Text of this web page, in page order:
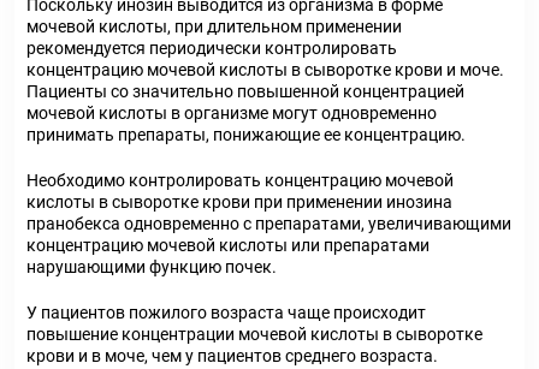
Поскольку инозин выводится из организма в форме
мочевой кислоты, при длительном применении
рекомендуется периодически контролировать
концентрацию мочевой кислоты в сыворотке крови и моче.
Пациенты со значительно повышенной концентрацией
мочевой кислоты в организме могут одновременно
принимать препараты, понижающие ее концентрацию.
Необходимо контролировать концентрацию мочевой
кислоты в сыворотке крови при применении инозина
пранобекса одновременно с препаратами, увеличивающими
концентрацию мочевой кислоты или препаратами
нарушающими функцию почек.
У пациентов пожилого возраста чаще происходит
повышение концентрации мочевой кислоты в сыворотке
крови и в моче, чем у пациентов среднего возраста.